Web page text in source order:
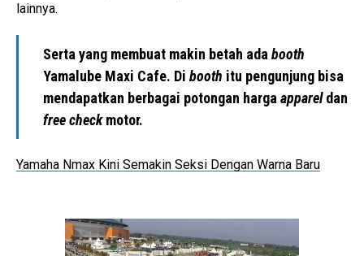
lainnya.
Serta yang membuat makin betah ada booth
Yamalube Maxi Cafe. Di booth itu pengunjung bisa
mendapatkan berbagai potongan harga appareldan
free checkmotor.
Yamaha Nmax Kini Semakin Seksi Dengan Warna Baru